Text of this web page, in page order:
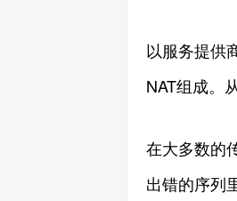
以服务提供
NAT组成。
在大多数的
出错的序列